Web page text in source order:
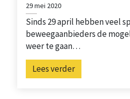
29 mei 2020
Sinds 29 april hebben veel
beweegaanbieders de
weer te gaan…
Lees verder